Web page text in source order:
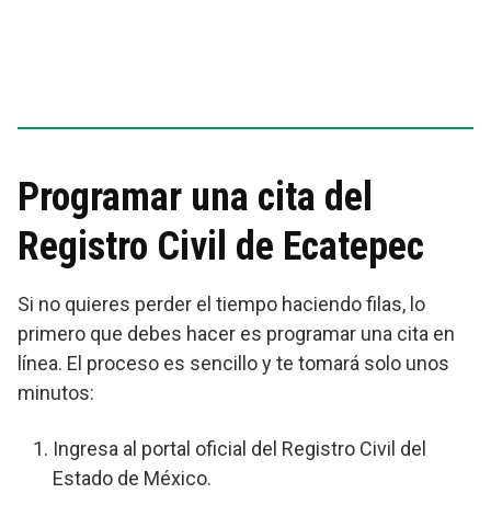
Programar una cita del
Registro Civil de Ecatepec
Si no quieres perder el tiempo haciendo filas, lo
primero que debes hacer es programar una cita en
línea. El proceso es sencillo y te tomará solo unos
minutos:
Ingresa al portal oficial del Registro Civil del
Estado de México.